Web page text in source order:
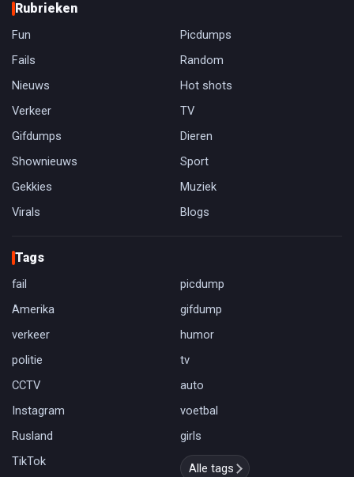
Rubrieken
Fun
Picdumps
Fails
Random
Nieuws
Hot shots
Verkeer
TV
Gifdumps
Dieren
Shownieuws
Sport
Gekkies
Muziek
Virals
Blogs
Tags
fail
picdump
Amerika
gifdump
verkeer
humor
politie
tv
CCTV
auto
Instagram
voetbal
Rusland
girls
TikTok
Alle tags